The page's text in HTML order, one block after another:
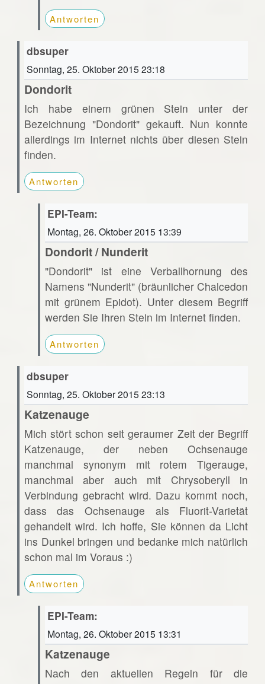
Antworten
dbsuper
Sonntag, 25. Oktober 2015 23:18
Dondorit
Ich habe einem grünen Stein unter der
Bezeichnung "Dondorit" gekauft. Nun konnte
allerdings im Internet nichts über diesen Stein
finden.
Antworten
EPI-Team:
Montag, 26. Oktober 2015 13:39
Dondorit / Nunderit
"Dondorit" ist eine Verballhornung des
Namens "Nunderit" (bräunlicher Chalcedon
mit grünem Epidot). Unter diesem Begriff
werden Sie Ihren Stein im Internet finden.
Antworten
dbsuper
Sonntag, 25. Oktober 2015 23:13
Katzenauge
Mich stört schon seit geraumer Zeit der Begriff
Katzenauge, der neben Ochsenauge
manchmal synonym mit rotem Tigerauge,
manchmal aber auch mit Chrysoberyll in
Verbindung gebracht wird. Dazu kommt noch,
dass das Ochsenauge als Fluorit-Varietät
gehandelt wird. Ich hoffe, Sie können da Licht
ins Dunkel bringen und bedanke mich natürlich
schon mal im Voraus :)
Antworten
EPI-Team:
Montag, 26. Oktober 2015 13:31
Katzenauge
Nach den aktuellen Regeln für die